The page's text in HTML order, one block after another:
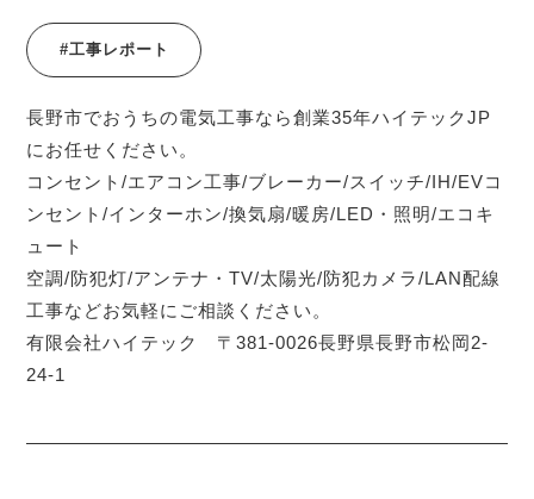
#工事レポート
長野市でおうちの電気工事なら創業35年ハイテックJP
にお任せください。
コンセント/エアコン工事/ブレーカー/スイッチ/IH/EVコ
ンセント/インターホン/換気扇/暖房/LED・照明/エコキ
ュート
空調/防犯灯/アンテナ・TV/太陽光/防犯カメラ/LAN配線
工事などお気軽にご相談ください。
有限会社ハイテック 〒381-0026長野県長野市松岡2-
24-1